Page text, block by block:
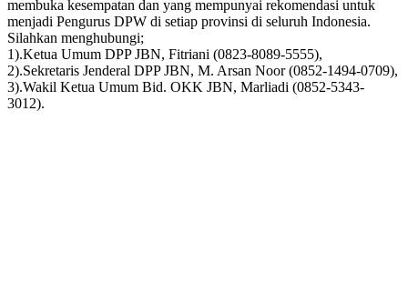
membuka kesempatan dan yang mempunyai rekomendasi untuk
menjadi Pengurus DPW di setiap provinsi di seluruh Indonesia.
Silahkan menghubungi;
1).Ketua Umum DPP JBN, Fitriani (0823-8089-5555),
2).Sekretaris Jenderal DPP JBN, M. Arsan Noor (0852-1494-0709),
3).Wakil Ketua Umum Bid. OKK JBN, Marliadi (0852-5343-
3012).